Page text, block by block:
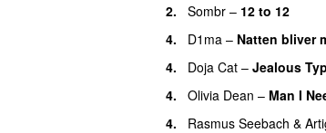
2.
Sombr – 12 to 12
4.
D1ma – Natten bliver
4.
Doja Cat – Jealous
4.
Olivia Dean – Man I
4.
Rasmus Seebach &